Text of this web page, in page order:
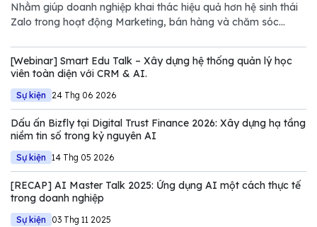
Nhằm giúp doanh nghiệp khai thác hiệu quả hơn hệ sinh thái
Zalo trong hoạt động Marketing, bán hàng và chăm sóc
vai trò nhà tài trợ, góp phần mang đến những góc nhìn thực
tiễn về quản trị dữ liệu,
[Webinar] Smart Edu Talk – Xây dựng hệ thống quản lý học
viên toàn diện với CRM & AI.
Sự kiện 24 Thg 06 2026
Dấu ấn Bizfly tại Digital Trust Finance 2026: Xây dựng hạ tầng
niềm tin số trong kỷ nguyên AI
Sự kiện 14 Thg 05 2026
[RECAP] AI Master Talk 2025: Ứng dụng AI một cách thực tế
trong doanh nghiệp
Sự kiện 03 Thg 11 2025